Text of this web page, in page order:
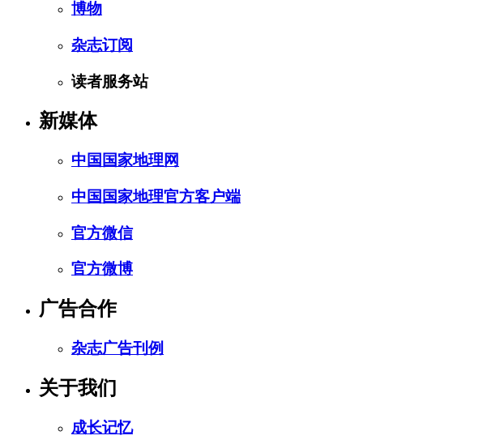
博物
杂志订阅
读者服务站
新媒体
中国国家地理网
中国国家地理官方客户端
官方微信
官方微博
广告合作
杂志广告刊例
关于我们
成长记忆